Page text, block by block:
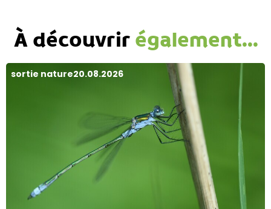
À découvrirégalement...
sortie nature20.08.2026